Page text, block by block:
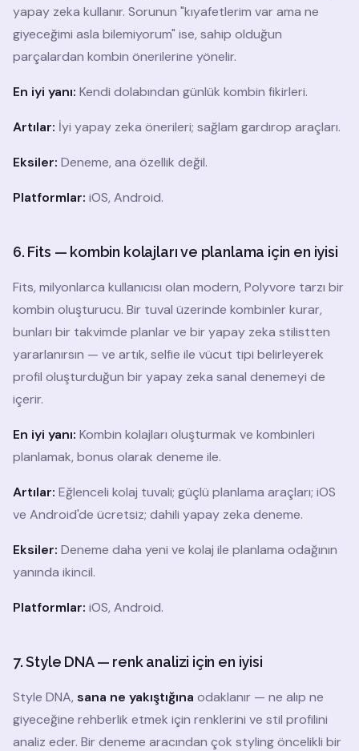
yapay zeka kullanır. Sorunun "kıyafetlerim var ama ne
giyeceğimi asla bilemiyorum" ise, sahip olduğun
parçalardan kombin önerilerine yönelir.
En iyi yanı: Kendi dolabından günlük kombin fikirleri.
Artılar: İyi yapay zeka önerileri; sağlam gardırop araçları.
Eksiler: Deneme, ana özellik değil.
Platformlar: iOS, Android.
6. Fits — kombin kolajları ve planlama için en iyisi
Fits, milyonlarca kullanıcısı olan modern, Polyvore tarzı bir
kombin oluşturucu. Bir tuval üzerinde kombinler kurar,
bunları bir takvimde planlar ve bir yapay zeka stilistten
yararlanırsın — ve artık, selfie ile vücut tipi belirleyerek
profil oluşturduğun bir yapay zeka sanal denemeyi de
içerir.
En iyi yanı: Kombin kolajları oluşturmak ve kombinleri
planlamak, bonus olarak deneme ile.
Artılar: Eğlenceli kolaj tuvali; güçlü planlama araçları; iOS
ve Android'de ücretsiz; dahili yapay zeka deneme.
Eksiler: Deneme daha yeni ve kolaj ile planlama odağının
yanında ikincil.
Platformlar: iOS, Android.
7. Style DNA — renk analizi için en iyisi
Style DNA, sana ne yakıştığına odaklanır — ne alıp ne
giyeceğine rehberlik etmek için renklerini ve stil profilini
analiz eder. Bir deneme aracından çok styling öncelikli bir